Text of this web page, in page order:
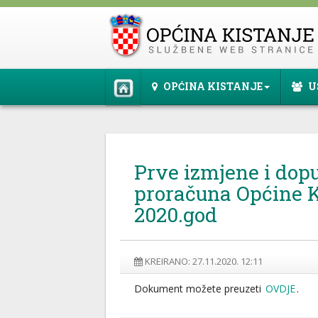
OPĆINA KISTANJE
Prve izmjene i
proračuna Općine
2020.god
KREIRANO: 27.11.2020. 12:11
Dokument možete preuzeti OVDJE.